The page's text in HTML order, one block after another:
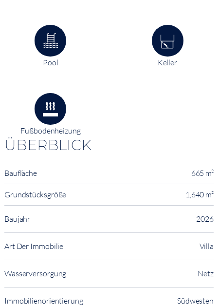
Pool Keller
Fußbodenheizung
ÜBERBLICK
Baufläche 665 m²
Grundstücksgröße 1,640 m²
Baujahr 2026
Art Der Immobilie Villa
Wasserversorgung Netz
Immobilienorientierung Südwesten